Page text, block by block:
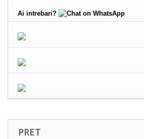
Ai intrebari?
PRET